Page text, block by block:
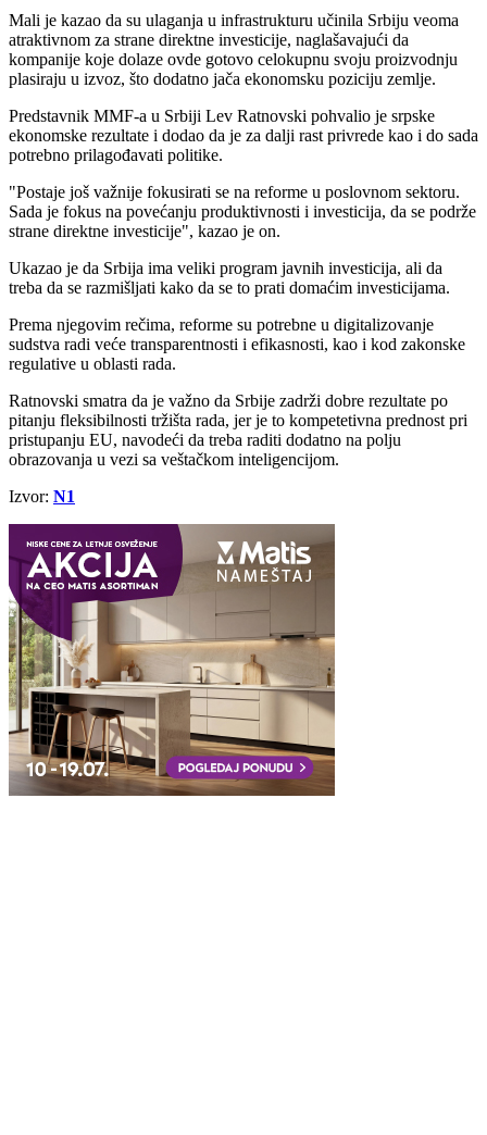
Mali je kazao da su ulaganja u infrastrukturu učinila Srbiju veoma
atraktivnom za strane direktne investicije, naglašavajući da
kompanije koje dolaze ovde gotovo celokupnu svoju proizvodnju
plasiraju u izvoz, što dodatno jača ekonomsku poziciju zemlje.
Predstavnik MMF-a u Srbiji Lev Ratnovski pohvalio je srpske
ekonomske rezultate i dodao da je za dalji rast privrede kao i do sada
potrebno prilagođavati politike.
"Postaje još važnije fokusirati se na reforme u poslovnom sektoru.
Sada je fokus na povećanju produktivnosti i investicija, da se podrže
strane direktne investicije", kazao je on.
Ukazao je da Srbija ima veliki program javnih investicija, ali da
treba da se razmišljati kako da se to prati domaćim investicijama.
Prema njegovim rečima, reforme su potrebne u digitalizovanje
sudstva radi veće transparentnosti i efikasnosti, kao i kod zakonske
regulative u oblasti rada.
Ratnovski smatra da je važno da Srbije zadrži dobre rezultate po
pitanju fleksibilnosti tržišta rada, jer je to kompetetivna prednost pri
pristupanju EU, navodeći da treba raditi dodatno na polju
obrazovanja u vezi sa veštačkom inteligencijom.
Izvor: N1